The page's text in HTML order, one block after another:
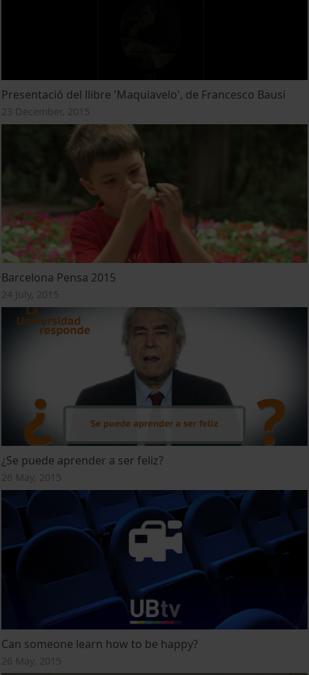
Presentació del llibre 'Maquiavelo', de Francesco Bausi
23 December, 2015
Barcelona Pensa 2015
24 July, 2015
¿Se puede aprender a ser feliz?
26 May, 2015
Can someone learn how to be happy?
26 May, 2015